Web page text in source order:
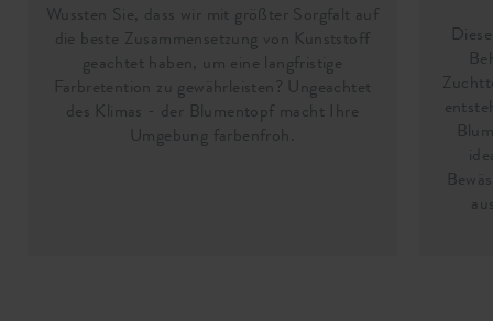
Wussten Sie, dass wir mit größter Sorgfalt auf
die beste Zusammensetzung von Kunststoff
geachtet haben, um eine langfristige
Farbretention zu gewährleisten? Ungeachtet
des Klimas - der Blumentopf macht Ihre
Umgebung farbenfroh.